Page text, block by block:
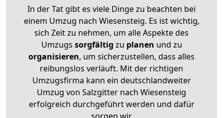
In der Tat gibt es viele Dinge zu beachten bei
einem Umzug nach Wiesensteig. Es ist wichtig,
sich Zeit zu nehmen, um alle Aspekte des
Umzugs sorgfältig zu planen und zu
organisieren, um sicherzustellen, dass alles
reibungslos verläuft. Mit der richtigen
Umzugsfirma kann ein deutschlandweiter
Umzug von Salzgitter nach Wiesensteig
erfolgreich durchgeführt werden und dafür